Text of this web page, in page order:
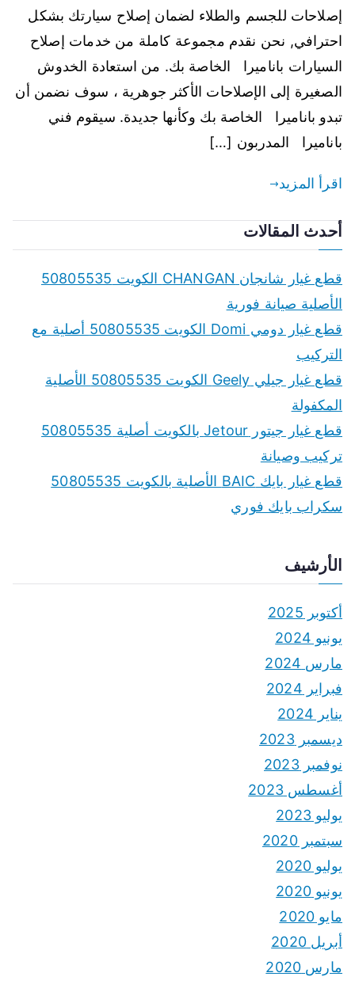
إصلاحات للجسم والطلاء لضمان إصلاح سيارتك بشكل
احترافي, نحن نقدم مجموعة كاملة من خدمات إصلاح
السيارات باناميرا الخاصة بك. من استعادة الخدوش
الصغيرة إلى الإصلاحات الأكثر جوهرية ، سوف نضمن أن
تبدو باناميرا الخاصة بك وكأنها جديدة. سيقوم فني
باناميرا المدربون […]
اقرأ المزيد
أحدث المقالات
قطع غيار شانجان CHANGAN الكويت 50805535
الأصلية صيانة فورية
قطع غيار دومي Domi الكويت 50805535 أصلية مع
التركيب
قطع غيار جيلي Geely الكويت 50805535 الأصلية
المكفولة
قطع غيار جيتور Jetour بالكويت أصلية 50805535
تركيب وصيانة
قطع غيار بايك BAIC الأصلية بالكويت 50805535
سكراب بايك فوري
الأرشيف
أكتوبر 2025
يونيو 2024
مارس 2024
فبراير 2024
يناير 2024
ديسمبر 2023
نوفمبر 2023
أغسطس 2023
يوليو 2023
سبتمبر 2020
يوليو 2020
يونيو 2020
مايو 2020
أبريل 2020
مارس 2020